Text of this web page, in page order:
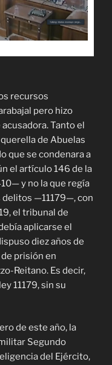
recursos
pero hizo
Tanto el
de Abuelas
que se condenara a
el artículo 146 de la
y no la que regía
delitos —11179—, con
el tribunal de
aplicarse el
diez años de
prisión en
Reitano. Es decir,
11179, sin su
de este año, la
Segundo
del Ejército,